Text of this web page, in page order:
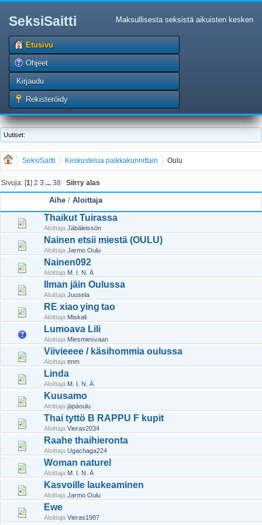
SeksiSaitti Maksullisesta seksistä aikuisten kesken
Etusivu
Ohjeet
Kirjaudu
Rekisteröidy
Uutiset:
SeksiSaitti Keskustelua paikkakunnittain Oulu
Sivuja: [1]2 3 ...38 Siirry alas
Aihe / Aloittaja
Thaikut Tuirassa
Aloittaja Jäbäleissön
Nainen etsii miestä (OULU)
Aloittaja Jarmo Oulu
Nainen092
Aloittaja M. I. N. Ä
Ilman jäin Oulussa
Aloittaja Juusela
RE xiao ying tao
Aloittaja Miskali
Lumoava Lili
Aloittaja Miesmiesvaan
Viivieeee / käsihommia oulussa
Aloittaja tmm
Linda
Aloittaja M. I. N. Ä
Kuusamo
Aloittaja jäpäoulu
Thai tyttö B RAPPU F kupit
Aloittaja Vieras2034
Raahe thaihieronta
Aloittaja Ugachaga224
Woman naturel
Aloittaja M. I. N. Ä
Kasvoille laukeaminen
Aloittaja Jarmo Oulu
Ewe
Aloittaja Vieras1987